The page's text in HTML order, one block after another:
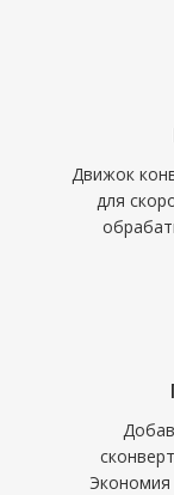
Движок
для
Экономия